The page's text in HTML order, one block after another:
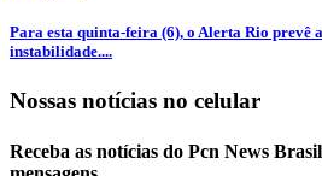
Para esta quinta-feira (6), o Alerta Rio prevê
instabilidade....
Nossas notícias no celular
Receba as notícias do Pcn News